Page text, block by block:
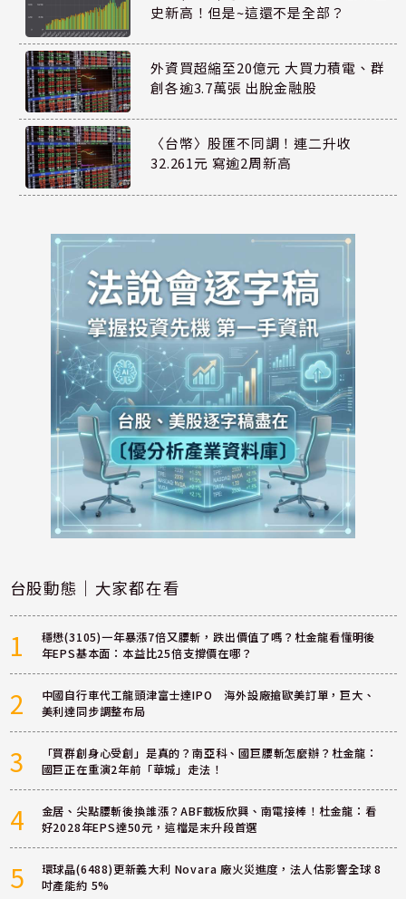
史新高！但是~這還不是全部？
外資買超縮至20億元 大買力積電、群
創各逾3.7萬張 出脫金融股
〈台幣〉股匯不同調！連二升收
32.261元 寫逾2周新高
台股動態｜大家都在看
1
穩懋(3105)一年暴漲7倍又腰斬，跌出價值了嗎？杜金龍看懂明後
年EPS基本面：本益比25倍支撐價在哪？
2
中國自行車代工龍頭津富士達IPO 海外設廠搶歐美訂單，巨大、
美利達同步調整布局
3
「買群創身心受創」是真的？南亞科、國巨腰斬怎麼辦？杜金龍：
國巨正在重演2年前「華城」走法！
4
金居、尖點腰斬後換誰漲？ABF載板欣興、南電接棒！杜金龍：看
好2028年EPS達50元，這檔是末升段首選
5
環球晶(6488)更新義大利 Novara 廠火災進度，法人估影響全球 8
吋產能約 5%